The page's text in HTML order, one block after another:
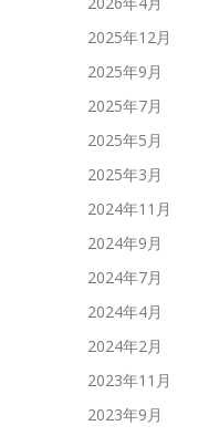
2025年12月
2025年9月
2025年7月
2025年5月
2025年3月
2024年11月
2024年9月
2024年7月
2024年4月
2024年2月
2023年11月
2023年9月